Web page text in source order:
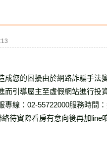
成您的困擾由於網路詐騙手法
而引導屋主至虛假網站進行投
專線：02-55722000服務時間
絡待實際看房有意向後再加line